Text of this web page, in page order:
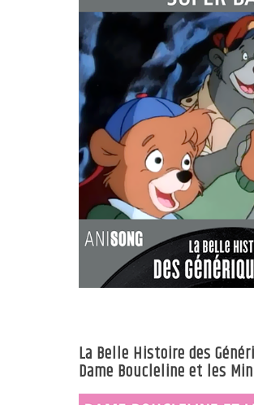
La Belle Histoire des
Dame Boucleline et les